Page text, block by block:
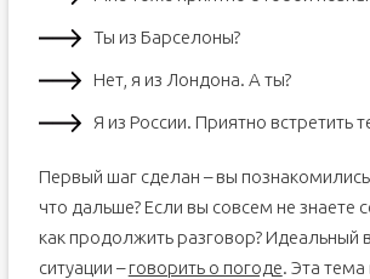
Ты из Барселоны?
Нет, я из Лондона. А ты?
Я из России. Приятно встретить
Первый шаг сделан – вы
что дальше? Если вы совсем не знаете
как продолжить разговор? Идеальный
ситуации –говорить о погоде. Эта тема